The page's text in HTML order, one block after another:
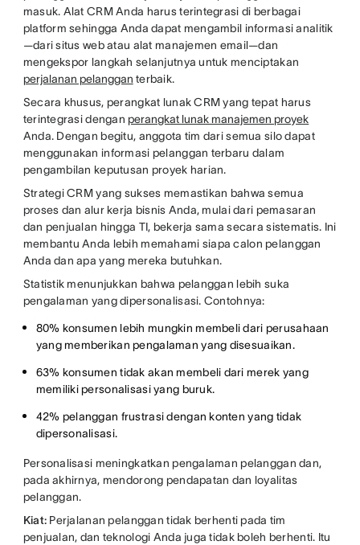
masuk. Alat CRM Anda harus terintegrasi di berbagai
platform sehingga Anda dapat mengambil informasi analitik
—dari situs web atau alat manajemen email—dan
mengekspor langkah selanjutnya untuk menciptakan
perjalanan pelanggan terbaik.
Secara khusus, perangkat lunak CRM yang tepat harus
terintegrasi dengan perangkat lunak manajemen proyek
Anda. Dengan begitu, anggota tim dari semua silo dapat
menggunakan informasi pelanggan terbaru dalam
pengambilan keputusan proyek harian.
Strategi CRM yang sukses memastikan bahwa semua
proses dan alur kerja bisnis Anda, mulai dari pemasaran
dan penjualan hingga TI, bekerja sama secara sistematis. Ini
membantu Anda lebih memahami siapa calon pelanggan
Anda dan apa yang mereka butuhkan.
Statistik menunjukkan bahwa pelanggan lebih suka
pengalaman yang dipersonalisasi. Contohnya:
80% konsumen lebih mungkin membeli dari perusahaan
yang memberikan pengalaman yang disesuaikan.
63% konsumen tidak akan membeli dari merek yang
memiliki personalisasi yang buruk.
42% pelanggan frustrasi dengan konten yang tidak
dipersonalisasi.
Personalisasi meningkatkan pengalaman pelanggan dan,
pada akhirnya, mendorong pendapatan dan loyalitas
pelanggan.
Kiat: Perjalanan pelanggan tidak berhenti pada tim
penjualan, dan teknologi Anda juga tidak boleh berhenti. Itu